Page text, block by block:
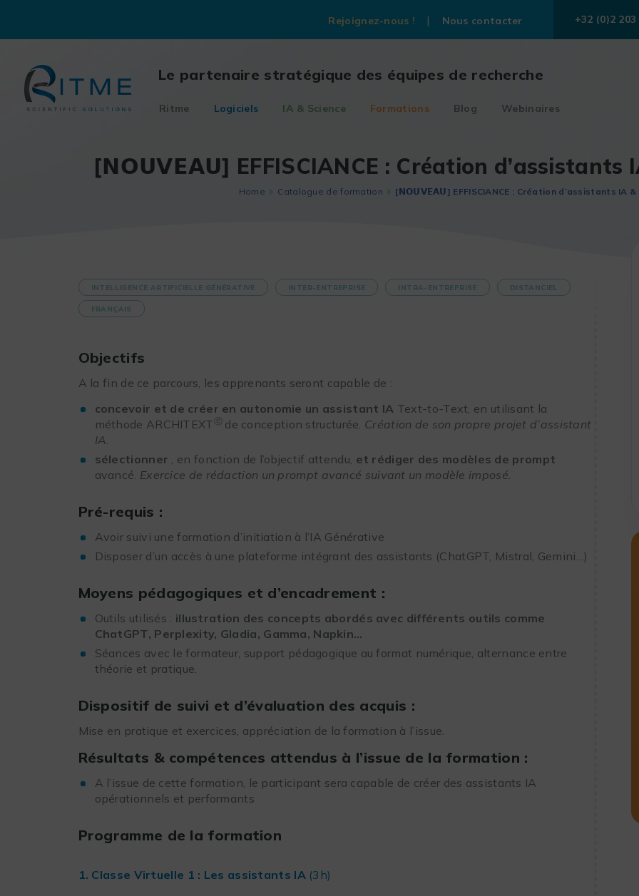
content
Rejoignez-nous ! Nous contacter +32 (0)2
Le partenaire stratégique des équipes de recherche
Ritme Logiciels IA & Science Formations Blog Webinaires
[𝗡𝗢𝗨𝗩𝗘𝗔𝗨] EFFISCIANCE : Création d’assistants
Home Catalogue de formation [𝗡𝗢𝗨𝗩𝗘𝗔𝗨] EFFISCIANCE : Création d’assistants IA
INTELLIGENCE ARTIFICIELLE GÉNÉRATIVE INTER-ENTREPRISE INTRA-ENTREPRISE DISTANCIEL
FRANÇAIS
Objectifs
A la fin de ce parcours, les apprenants seront capable de :
concevoir et de créer en autonomie un assistant IA Text-to-Text, en utilisant la
méthode ARCHITEXTⓒ de conception structurée. Création de son propre projet d’assistant
IA.
sélectionner , en fonction de l’objectif attendu, et rédiger des modèles de prompt
avancé. Exercice de rédaction un prompt avancé suivant un modèle imposé.
Pré-requis :
Avoir suivi une formation d’initiation à l’IA Générative
Disposer d’un accès à une plateforme intégrant des assistants (ChatGPT, Mistral, Gemini…)
Moyens pédagogiques et d’encadrement :
Outils utilisés : illustration des concepts abordés avec différents outils comme
ChatGPT, Perplexity, Gladia, Gamma, Napkin…
Séances avec le formateur, support pédagogique au format numérique, alternance entre
théorie et pratique.
Dispositif de suivi et d’évaluation des acquis :
Mise en pratique et exercices, appréciation de la formation à l’issue.
Résultats & compétences attendus à l’issue de la formation :
A l’issue de cette formation, le participant sera capable de créer des assistants IA
opérationnels et performants
Programme de la formation
1. Classe Virtuelle 1 : Les assistants IA (3h)